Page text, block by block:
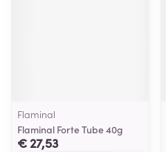
Flaminal
Flaminal Forte Tube 40g
€ 27,53